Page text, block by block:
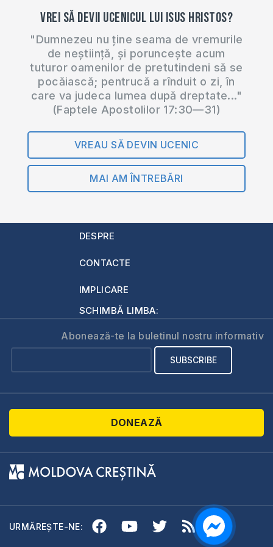
Vrei să devii ucenicul lui Isus Hristos?
"Dumnezeu nu ține seama de vremurile
de neștiință, și poruncește acum
tuturor oamenilor de pretutindeni să se
pocăiască; pentrucă a rînduit o zi, în
care va judeca lumea după dreptate..."
(Faptele Apostolilor 17:30—31)
VREAU SĂ DEVIN UCENIC
MAI AM ÎNTREBĂRI
DESPRE
CONTACTE
IMPLICARE
SCHIMBĂ LIMBA:
Abonează-te la buletinul nostru informativ
DONEAZĂ
URMĂREȘTE-NE: